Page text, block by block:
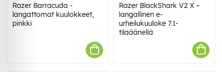
Razer Barracuda -
langattomat kuulokkeet,
pinkki
Razer BlackShark V2 X –
langallinen e-
urheilukuuloke 7.1-
tilaäänellä